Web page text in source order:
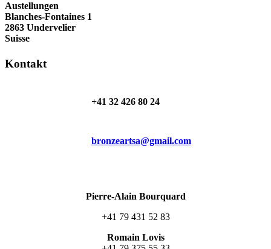
Austellungen
Blanches-Fontaines 1
2863 Undervelier
Suisse
Kontakt
+41 32 426 80 24
bronzeartsa@gmail.com
Pierre-Alain Bourquard
+41 79 431 52 83
Romain Lovis